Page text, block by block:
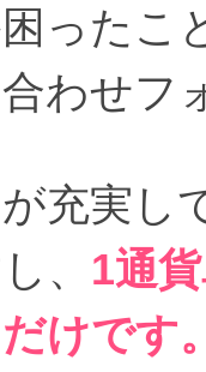
ったこ
わせフ
充実し
、 1通
けです